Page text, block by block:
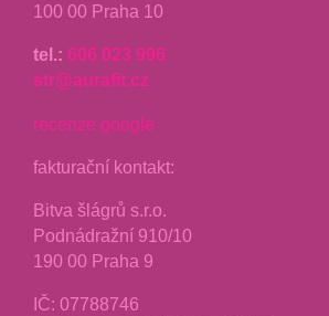
100 00 Praha 10
tel.: 606 023 996
str@aurafit.cz
recenze google
fakturační kontakt:
Bitva šlágrů s.r.o.
Podnádražní 910/10
190 00 Praha 9
IČ: 07788746